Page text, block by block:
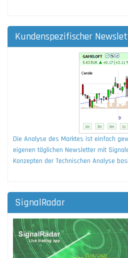
Kundenspezifischer
Die Analyse des Marktes ist einfach
eigenen täglichen Newsletter mit
Konzepten der Technischen Analyse
SignalRadar